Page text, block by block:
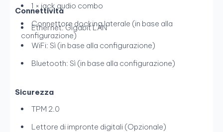
1 × jack audio combo
Connettore docking laterale (in base alla
configurazione)
Connettività
Ethernet: Gigabit LAN
WiFi: Sì (in base alla configurazione)
Bluetooth: Sì (in base alla configurazione)
Sicurezza
TPM 2.0
Lettore di impronte digitali (Opzionale)